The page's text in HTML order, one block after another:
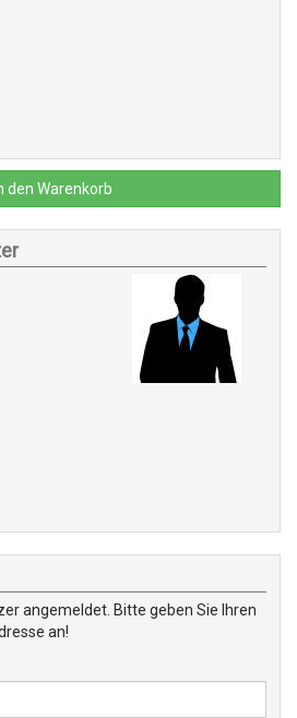
den Warenkorb
angemeldet. Bitte geben Sie Ihren
an!